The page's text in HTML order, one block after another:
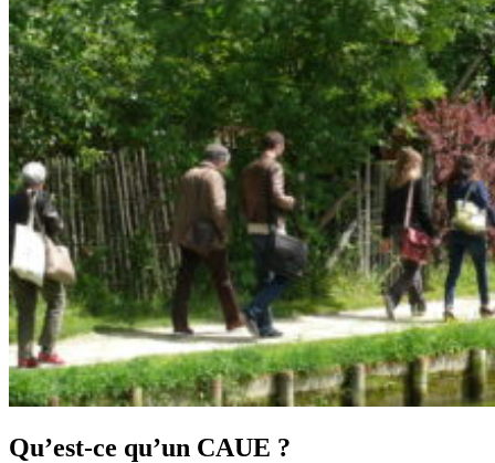
Qu’est-ce qu’un CAUE ?